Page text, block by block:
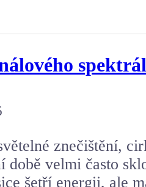
znečištění,
době velmi často
šetří energii, ale